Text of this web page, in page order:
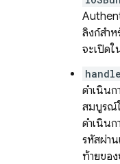
ลิงก์สำ
จะเปิด
ดำเนินก
สมบูรณ์
ดำเนินก
รหัสผ่า
ท้ายขอ